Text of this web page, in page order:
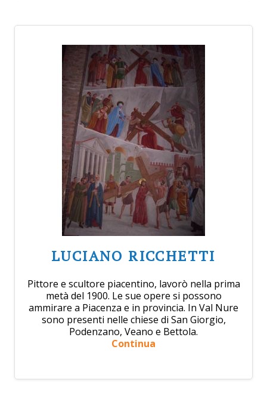
LUCIANO RICCHETTI
Pittore e scultore piacentino, lavorò nella prima
metà del 1900. Le sue opere si possono
ammirare a Piacenza e in provincia. In Val Nure
sono presenti nelle chiese di San Giorgio,
Podenzano, Veano e Bettola.
Continua